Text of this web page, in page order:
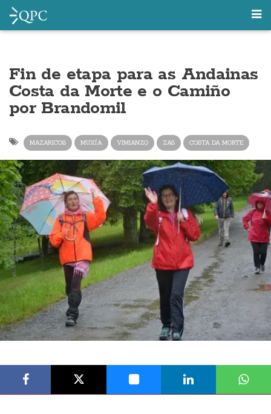
Fin de etapa para as Andainas
Costa da Morte e o Camiño
por Brandomil
MAZARICOS MUXÍA VIMIANZO ZAS COSTA DA MORTE